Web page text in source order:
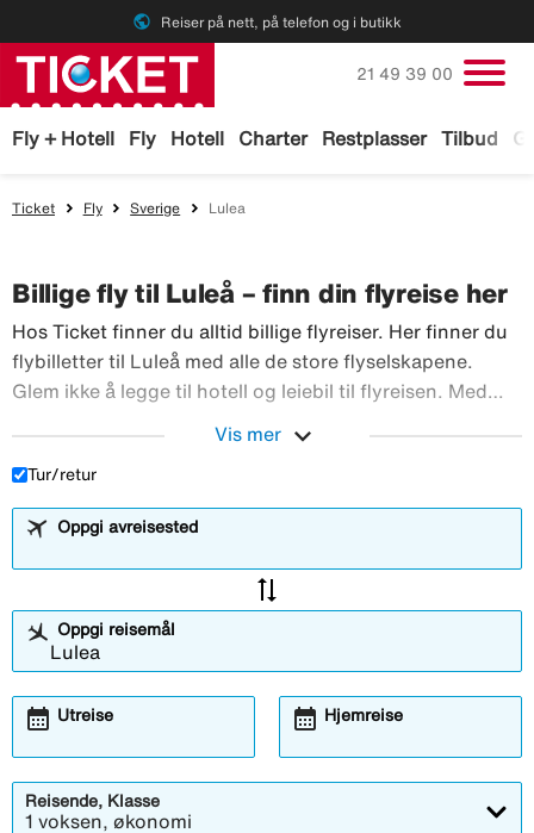
public Reiser på nett, på telefon og i butikk
Fly + Hotell Fly Hotell Charter Restplasser Tilbud
Ring oss på
21 49 39 00
Ticket Fly Sverige Lulea
Billige fly til Luleå – finn din flyreise her
Hos Ticket finner du alltid billige flyreiser. Her finner du
flybilletter til Luleå med alle de store flyselskapene.
Glem ikke å legge til hotell og leiebil til flyreisen. Med
Vis mer expand_more
Tur/retur
Oppgi avreisested
sync_alt
Oppgi reisemål
Utreise
calendar_month Hjemreise
calendar_month
Reisende, Klasse
1 voksen, økonomi